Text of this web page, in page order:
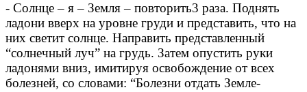
- Солнце – я – Земля – повторить3 раза. Поднять
ладони вверх на уровне груди и представить, что на
них светит солнце. Направить представленный
“солнечный луч” на грудь. Затем опустить руки
ладонями вниз, имитируя освобождение от всех
болезней, со словами: “Болезни отдать Земле-